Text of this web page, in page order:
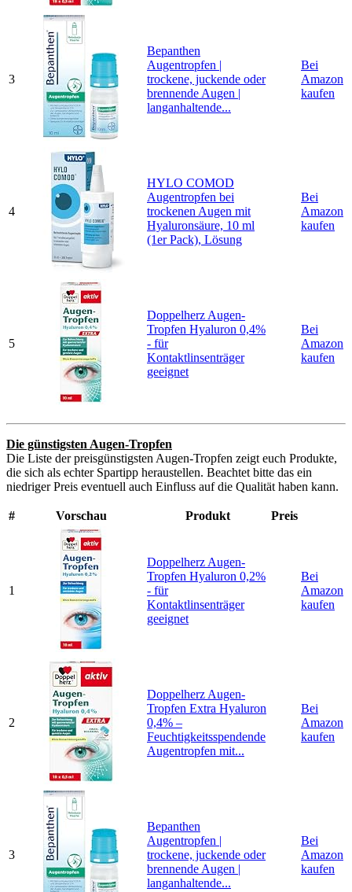
3
Bepanthen
Augentropfen |
trockene, juckende oder
brennende Augen |
langanhaltende...
Bei
Amazon
kaufen
4
HYLO COMOD
Augentropfen bei
trockenen Augen mit
Hyaluronsäure, 10 ml
(1er Pack), Lösung
Bei
Amazon
kaufen
5
Doppelherz Augen-
Tropfen Hyaluron 0,4%
- für
Kontaktlinsenträger
geeignet
Bei
Amazon
kaufen
Die günstigsten Augen-Tropfen
Die Liste der preisgünstigsten Augen-Tropfen zeigt euch Produkte,
die sich als echter Spartipp heraustellen. Beachtet bitte das ein
niedriger Preis eventuell auch Einfluss auf die Qualität haben kann.
# Vorschau Produkt Preis
1
Doppelherz Augen-
Tropfen Hyaluron 0,2%
- für
Kontaktlinsenträger
geeignet
Bei
Amazon
kaufen
2
Doppelherz Augen-
Tropfen Extra Hyaluron
0,4% –
Feuchtigkeitsspendende
Augentropfen mit...
Bei
Amazon
kaufen
3
Bepanthen
Augentropfen |
trockene, juckende oder
brennende Augen |
langanhaltende...
Bei
Amazon
kaufen